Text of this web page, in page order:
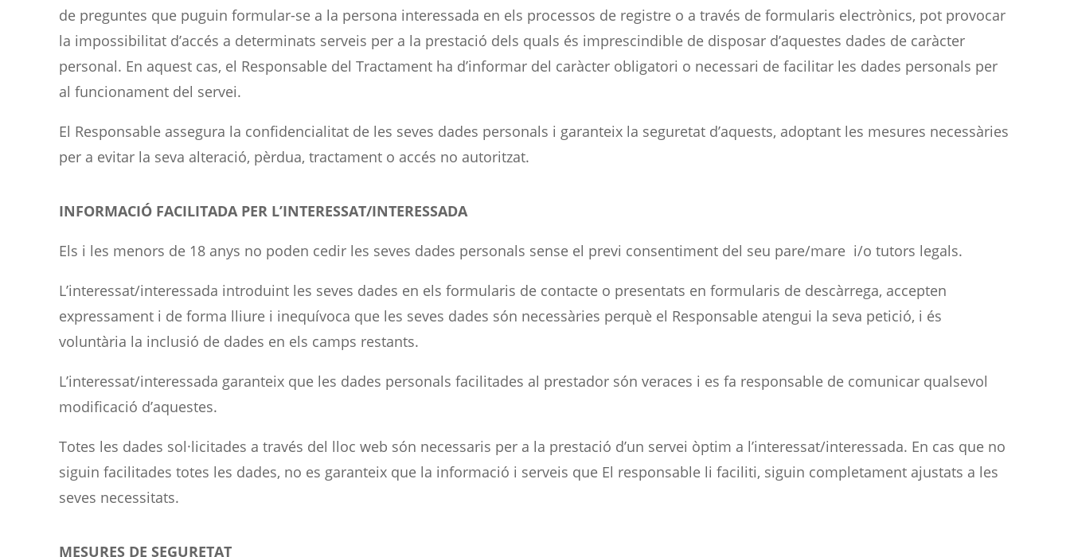
de preguntes que puguin formular-se a la persona interessada en els processos de registre o a través de formularis electrònics, pot provocar
la impossibilitat d’accés a determinats serveis per a la prestació dels quals és imprescindible de disposar d’aquestes dades de caràcter
personal. En aquest cas, el Responsable del Tractament ha d’informar del caràcter obligatori o necessari de facilitar les dades personals per
al funcionament del servei.
El Responsable assegura la confidencialitat de les seves dades personals i garanteix la seguretat d’aquests, adoptant les mesures necessàries
per a evitar la seva alteració, pèrdua, tractament o accés no autoritzat.
INFORMACIÓ FACILITADA PER L’INTERESSAT/INTERESSADA
Els i les menors de 18 anys no poden cedir les seves dades personals sense el previ consentiment del seu pare/mare i/o tutors legals.
L’interessat/interessada introduint les seves dades en els formularis de contacte o presentats en formularis de descàrrega, accepten
expressament i de forma lliure i inequívoca que les seves dades són necessàries perquè el Responsable atengui la seva petició, i és
voluntària la inclusió de dades en els camps restants.
L’interessat/interessada garanteix que les dades personals facilitades al prestador són veraces i es fa responsable de comunicar qualsevol
modificació d’aquestes.
Totes les dades sol·licitades a través del lloc web són necessaris per a la prestació d’un servei òptim a l’interessat/interessada. En cas que no
siguin facilitades totes les dades, no es garanteix que la informació i serveis que El responsable li faciliti, siguin completament ajustats a les
seves necessitats.
MESURES DE SEGURETAT